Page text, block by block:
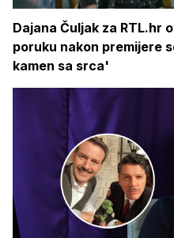
Dajana Čuljak za RTL.hr
poruku nakon premijere
kamen sa srca'